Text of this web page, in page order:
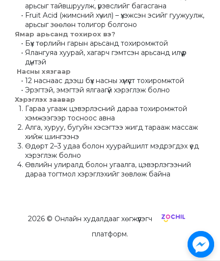
арьсыг тайвшруулж, үрэвслийг багасгана
Fruit Acid (жимсний хүчил) – үхэжсэн эсийг гуужуулж,
арьсыг зөөлөн толигор болгоно
Ямар арьсанд тохирох вэ?
Бүх төрлийн гарын арьсанд тохиромжтой
Ялангуяа хуурай, хагарч гэмтсэн арьсанд илүү үр
дүнтэй
Насны хязгаар
12 наснаас дээш бүх насны хүмүүст тохиромжтой
Эрэгтэй, эмэгтэй ялгаагүй хэрэглэж болно
Хэрэглэх заавар
Гараа угааж цэвэрлэсний дараа тохиромжтой
хэмжээгээр тосноос авна
Алга, хуруу, бугуйн хэсэгтээ жигд тарааж массаж
хийж шингээнэ
Өдөрт 2–3 удаа болон хуурайшилт мэдрэгдэх үед
хэрэглэж болно
Өвлийн улиралд болон угаалга, цэвэрлэгээний
дараа тогтмол хэрэглэхийг зөвлөж байна
2026© Онлайн худалдааг хөгжүүлэгч
платформ.